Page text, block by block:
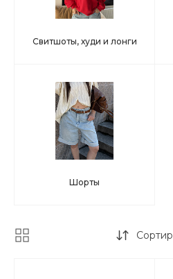
Свитшоты, худи и лонги
Шорты